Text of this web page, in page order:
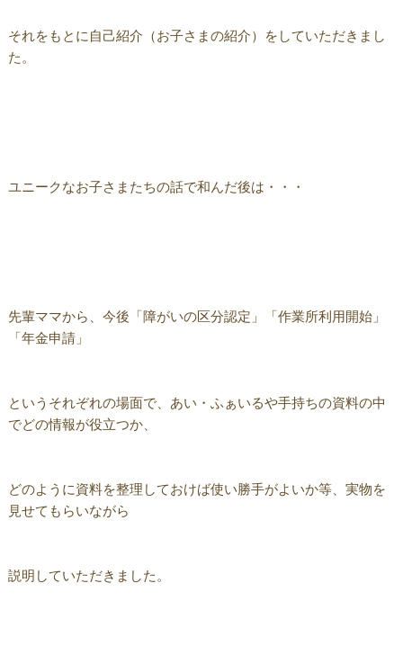
それをもとに自己紹介（お子さまの紹介）をしていただきまし
た。
ユニークなお子さまたちの話で和んだ後は・・・
先輩ママから、今後「障がいの区分認定」「作業所利用開始」
「年金申請」
というそれぞれの場面で、あい・ふぁいるや手持ちの資料の中
でどの情報が役立つか、
どのように資料を整理しておけば使い勝手がよいか等、実物を
見せてもらいながら
説明していただきました。